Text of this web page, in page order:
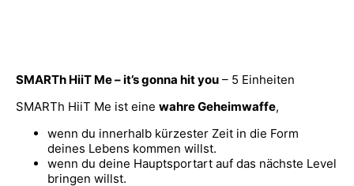
SMARTh HiiT Me – it’s gonna hit you – 5 Einheiten
SMARTh HiiT Me ist eine wahre Geheimwaffe,
wenn du innerhalb kürzester Zeit in die Form
deines Lebens kommen willst.
wenn du deine Hauptsportart auf das nächste Level
bringen willst.